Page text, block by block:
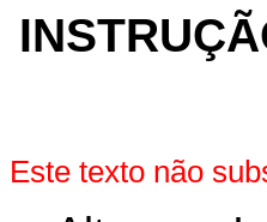
Este texto não